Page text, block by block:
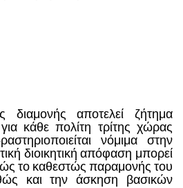
αποτελεί ζήτημα
για κάθε πολίτη τρίτης χώρας
νόμιμα στην
διοικητική απόφαση μπορεί
το καθεστώς παραμονής του
και την άσκηση βασικών